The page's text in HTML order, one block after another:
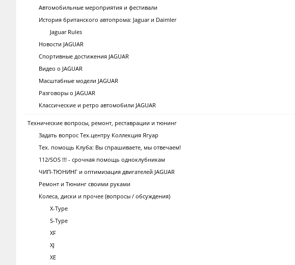
Автомобильные мероприятия и фестивали
История британского автопрома: Jaguar и Daimler
Jaguar Rules
Новости JAGUAR
Спортивные достижения JAGUAR
Видео о JAGUAR
Масштабные модели JAGUAR
Разговоры о JAGUAR
Классические и ретро автомобили JAGUAR
Технические вопросы, ремонт, реставрации и тюнинг
Задать вопрос Тех.центру Коллекция Ягуар
Тех. помощь Клуба: Вы спрашиваете, мы отвечаем!
112/SOS !!! - срочная помощь одноклубникам
ЧИП-ТЮНИНГ и оптимизация двигателей JAGUAR
Ремонт и Тюнинг своими руками
Колеса, диски и прочее (вопросы / обсуждения)
X-Type
S-Type
XF
XJ
XE